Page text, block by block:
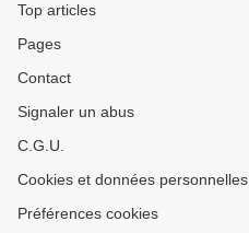
Top articles
Pages
Contact
Signaler un abus
C.G.U.
Cookies et données personnelles
Préférences cookies